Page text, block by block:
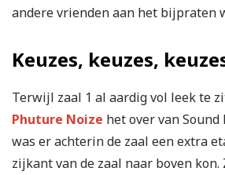
andere vrienden aan het bijpraten
Keuzes, keuzes,
Terwijl zaal 1 al aardig vol leek te
Phuture Noize het over van Sound
was er achterin de zaal een extra
zijkant van de zaal naar boven kon.